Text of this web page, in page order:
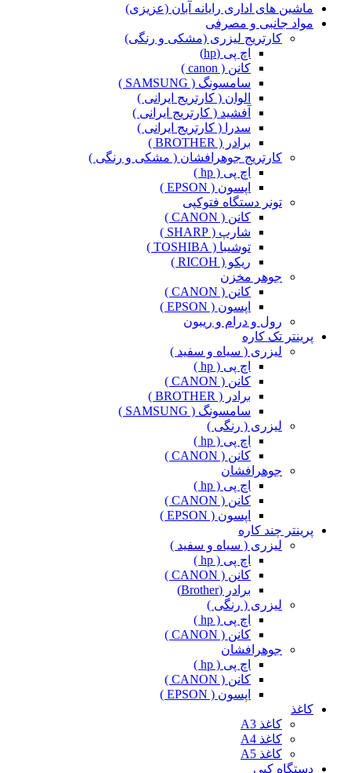
ماشین های اداری رایانه آبان (عزیزی)
مواد جانبی و مصرفی
کارتریج لیزری (مشکی و رنگی)
اچ پی (hp)
کانن ( canon )
سامسونگ ( SAMSUNG )
الوان ( کارتریج ایرانی )
آفشید ( کارتریج ایرانی )
سدرا ( کارتریج ایرانی )
برادر ( BROTHER )
کارتریج جوهرافشان ( مشکی و رنگی )
اچ پی ( hp )
اپسون ( EPSON )
تونر دستگاه فتوکپی
کانن ( CANON )
شارپ ( SHARP )
توشیبا ( TOSHIBA )
ریکو ( RICOH )
جوهر مخزن
کانن ( CANON )
اپسون ( EPSON )
رول و درام و ریبون
پرینتر تک کاره
لیزری ( سیاه و سفید )
اچ پی ( hp )
کانن ( CANON )
برادر ( BROTHER )
سامسونگ ( SAMSUNG )
لیزری ( رنگی )
اچ پی ( hp )
کانن ( CANON )
جوهرافشان
اچ پی ( hp )
کانن ( CANON )
اپسون ( EPSON )
پرینتر چند کاره
لیزری ( سیاه و سفید )
اچ پی ( hp )
کانن ( CANON )
برادر (Brother)
لیزری ( رنگی )
اچ پی ( hp )
کانن ( CANON )
جوهرافشان
اچ پی ( hp )
کانن ( CANON )
اپسون ( EPSON )
کاغذ
کاغذ A3
کاغذ A4
کاغذ A5
دستگاه کپی